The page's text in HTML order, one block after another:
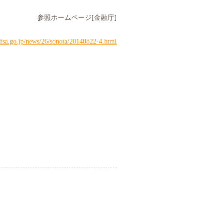
参照ホームページ [金融庁]
news/26/sonota/20140822-4.html